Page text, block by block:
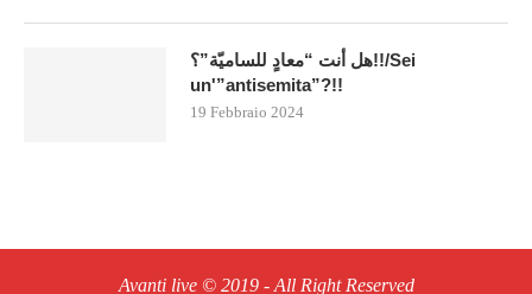
هل أنت “معادٍ للساميّة”؟!!/Sei
un'”antisemita”?!!
19 Febbraio 2024
Avanti live © 2019 - All Right Reserved